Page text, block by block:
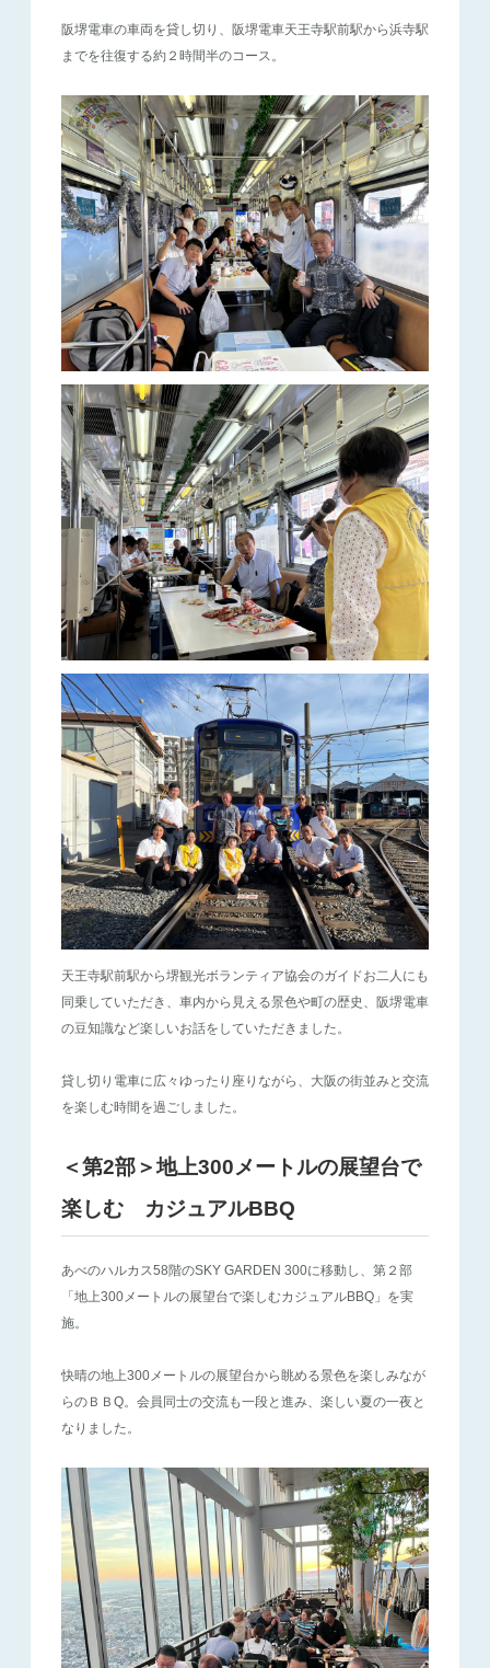
阪堺電車の車両を貸し切り、阪堺電車天王寺駅前駅から浜寺駅
までを往復する約２時間半のコース。
天王寺駅前駅から堺観光ボランティア協会のガイドお二人にも
同乗していただき、車内から見える景色や町の歴史、阪堺電車
の豆知識など楽しいお話をしていただきました。
貸し切り電車に広々ゆったり座りながら、大阪の街並みと交流
を楽しむ時間を過ごしました。
＜第2部＞地上300メートルの展望台で
楽しむ カジュアルBBQ
あべのハルカス58階のSKY GARDEN 300に移動し、第２部
「地上300メートルの展望台で楽しむカジュアルBBQ」を実
施。
快晴の地上300メートルの展望台から眺める景色を楽しみなが
らのＢＢQ。会員同士の交流も一段と進み、楽しい夏の一夜と
なりました。